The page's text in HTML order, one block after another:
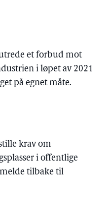
et forbud mot
i løpet av 2021
på egnet måte.
krav om
i offentlige
tilbake til